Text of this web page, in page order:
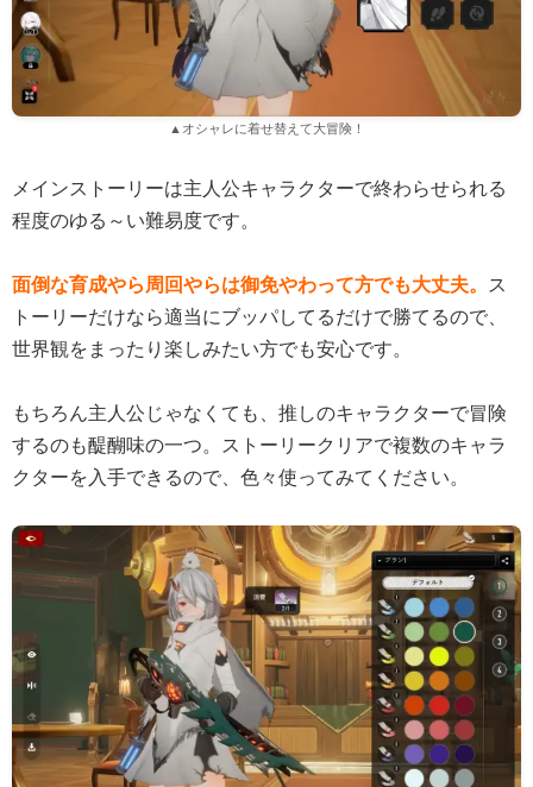
▲オシャレに着せ替えて大冒険！
メインストーリーは主人公キャラクターで終わらせられる
程度のゆる～い難易度です。
面倒な育成やら周回やらは御免やわって方でも大丈夫。
ス
トーリーだけなら適当にブッパしてるだけで勝てるので、
世界観をまったり楽しみたい方でも安心です。
もちろん主人公じゃなくても、推しのキャラクターで冒険
するのも醍醐味の一つ。ストーリークリアで複数のキャラ
クターを入手できるので、色々使ってみてください。